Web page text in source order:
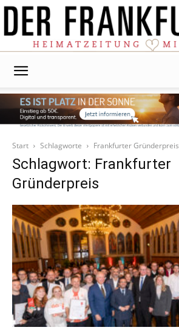
Start
Schlagworte Frankfurter Gründerpreis
Schlagwort: Frankfurter
Gründerpreis